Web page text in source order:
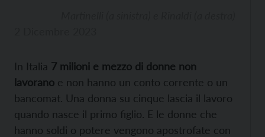
In Italia 7 milioni e mezzo di donne non
lavorano e non hanno un conto corrente o un
bancomat. Una donna su cinque lascia il lavoro
quando nasce il primo figlio. E le donne che
hanno soldi o potere vengono apostrofate con